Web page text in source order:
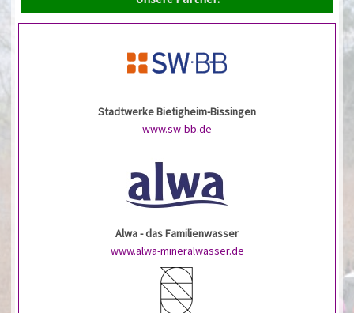
Stadtwerke Bietigheim-Bissingen
www.sw-bb.de
Alwa - das Familienwasser
www.alwa-mineralwasser.de